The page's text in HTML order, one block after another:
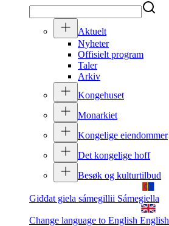
Aktuelt
Nyheter
Offisielt program
Taler
Arkiv
Kongehuset
Monarkiet
Kongelige eiendommer
Det kongelige hoff
Besøk og kulturtilbud
Giđđat giela sámegillii Sámegiella
Change language to English English